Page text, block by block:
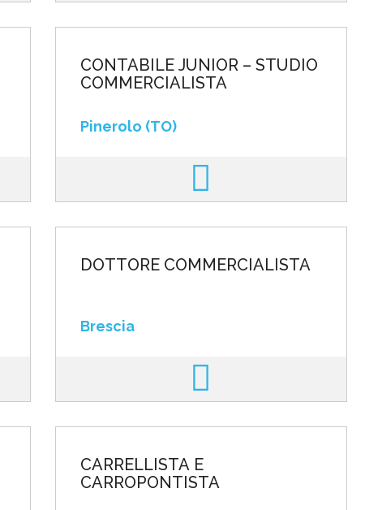
CONTABILE JUNIOR – STUDIO
COMMERCIALISTA
Pinerolo (TO)
DOTTORE COMMERCIALISTA
Brescia
CARRELLISTA E
CARROPONTISTA